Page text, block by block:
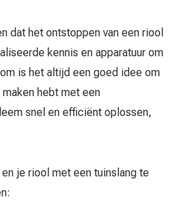
dat het ontstoppen van een riool
kennis en apparatuur om
is het altijd een goed idee om
hebt met een
snel en efficiënt oplossen,
je riool met een tuinslang te